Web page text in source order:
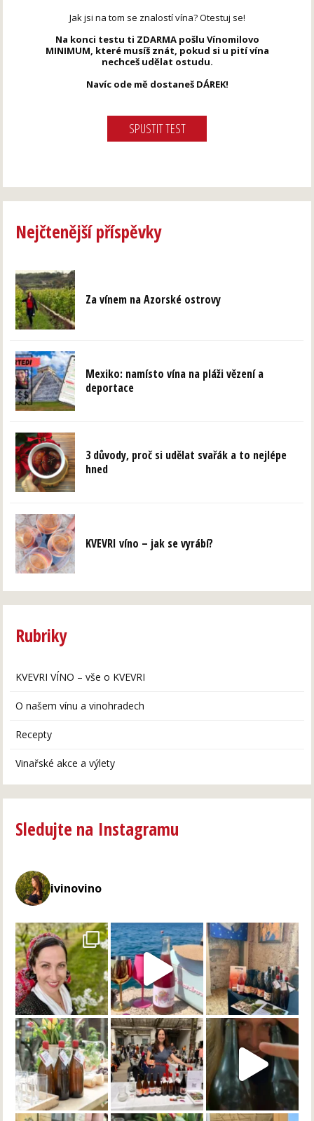
Jak jsi na tom se znalostí vína? Otestuj se!
Na konci testu ti ZDARMA pošlu Vínomilovo
MINIMUM, které musíš znát, pokud si u pití vína
nechceš udělat ostudu.
Navíc ode mě dostaneš DÁREK!
SPUSTIT TEST
Nejčtenější příspěvky
Za vínem na Azorské ostrovy
Mexiko: namísto vína na pláži vězení a
deportace
3 důvody, proč si udělat svařák a to nejlépe
hned
KVEVRI víno – jak se vyrábí?
Rubriky
KVEVRI VÍNO – vše o KVEVRI
O našem vínu a vinohradech
Recepty
Vinařské akce a výlety
Sledujte na Instagramu
ivinovino